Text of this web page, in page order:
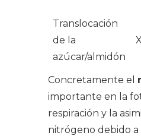
Translocación
de la
azúcar/almidón
X
Concretamente el
importante en la
respiración y la
nitrógeno debido a